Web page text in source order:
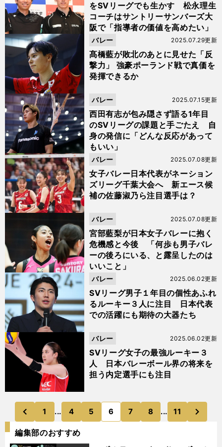
をSVリーグでも生かす 松永理生
コーチはサントリーサンバーズ大
阪で「指導者の価値を高めたい」
髙橋藍が敗北のあとに見せた「反
撃力」 強豪ポーランド戦で真価を
発揮できるか
2025.07.29更新
バレー
西田有志が包み隠さず語る1年目
のSVリーグの課題と手ごたえ 自
身の発信に「どんな反応があって
もいい」
2025.07.15更新
バレー
女子バレー日本代表がネーション
ズリーグ千葉大会へ 新エース候
補の佐藤淑乃ら注目選手は？
2025.07.08更新
バレー
宮部藍梨が日本女子バレーに抱く
危機感と今後 「何歩も男子バレ
ーの後ろにいる、と露呈したのは
いいこと」
2025.07.08更新
バレー
SVリーグ男子１年目の個性あふれ
るルーキー３人に注目 日本代表
での活躍にも期待の大器たち
2025.06.02更新
バレー
SVリーグ女子の最強ルーキー３
人 日本バレーボール界の将来を
担う内定選手にも注目
2025.06.02更新
バレー
前
1 ... 4 5 6 7 8 ... 11
編集部のおすすめ